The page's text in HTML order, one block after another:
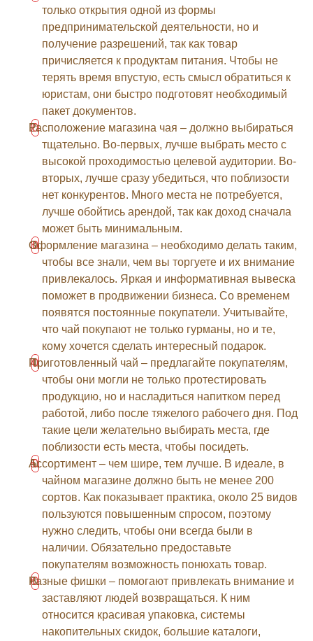
только открытия одной из формы
предпринимательской деятельности, но и
получение разрешений, так как товар
причисляется к продуктам питания. Чтобы не
терять время впустую, есть смысл обратиться к
юристам, они быстро подготовят необходимый
пакет документов.
Расположение магазина чая – должно выбираться
тщательно. Во-первых, лучше выбрать место с
высокой проходимостью целевой аудитории. Во-
вторых, лучше сразу убедиться, что поблизости
нет конкурентов. Много места не потребуется,
лучше обойтись арендой, так как доход сначала
может быть минимальным.
Оформление магазина – необходимо делать таким,
чтобы все знали, чем вы торгуете и их внимание
привлекалось. Яркая и информативная вывеска
поможет в продвижении бизнеса. Со временем
появятся постоянные покупатели. Учитывайте,
что чай покупают не только гурманы, но и те,
кому хочется сделать интересный подарок.
Приготовленный чай – предлагайте покупателям,
чтобы они могли не только протестировать
продукцию, но и насладиться напитком перед
работой, либо после тяжелого рабочего дня. Под
такие цели желательно выбирать места, где
поблизости есть места, чтобы посидеть.
Ассортимент – чем шире, тем лучше. В идеале, в
чайном магазине должно быть не менее 200
сортов. Как показывает практика, около 25 видов
пользуются повышенным спросом, поэтому
нужно следить, чтобы они всегда были в
наличии. Обязательно предоставьте
покупателям возможность понюхать товар.
Разные фишки – помогают привлекать внимание и
заставляют людей возвращаться. К ним
относится красивая упаковка, системы
накопительных скидок, большие каталоги,